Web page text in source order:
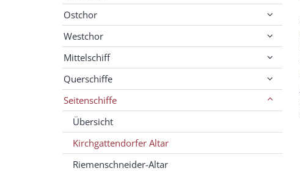
Ostchor
Westchor
Mittelschiff
Querschiffe
Seitenschiffe
Übersicht
Kirchgattendorfer Altar
Riemenschneider-Altar